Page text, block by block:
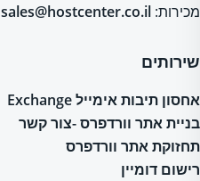
מכירות: sales@hostcenter.co.il
שירותים
אחסון תיבות אימייל Exchange
בניית אתר וורדפרס -צור קשר
תחזוקת אתר וורדפרס
רישום דומיין